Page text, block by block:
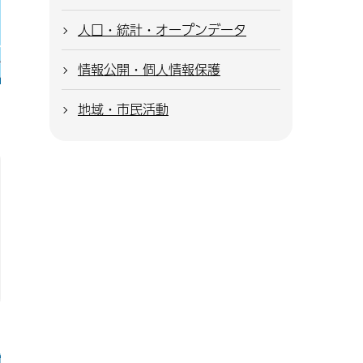
人口・統計・オープンデータ
情報公開・個人情報保護
地域・市民活動